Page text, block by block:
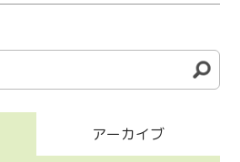
アーカイブ